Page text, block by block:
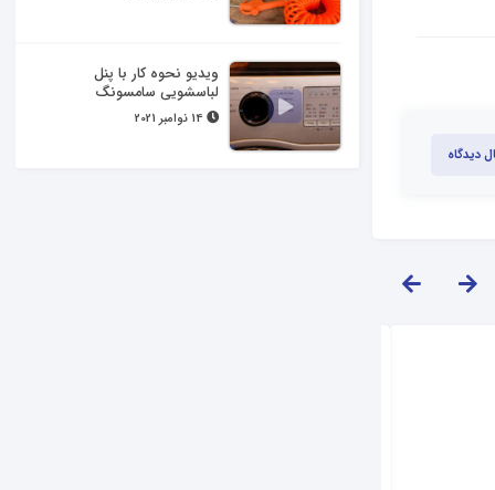
دیدگاه
ویدیو نحوه کار با پنل
لباسشویی سامسونگ